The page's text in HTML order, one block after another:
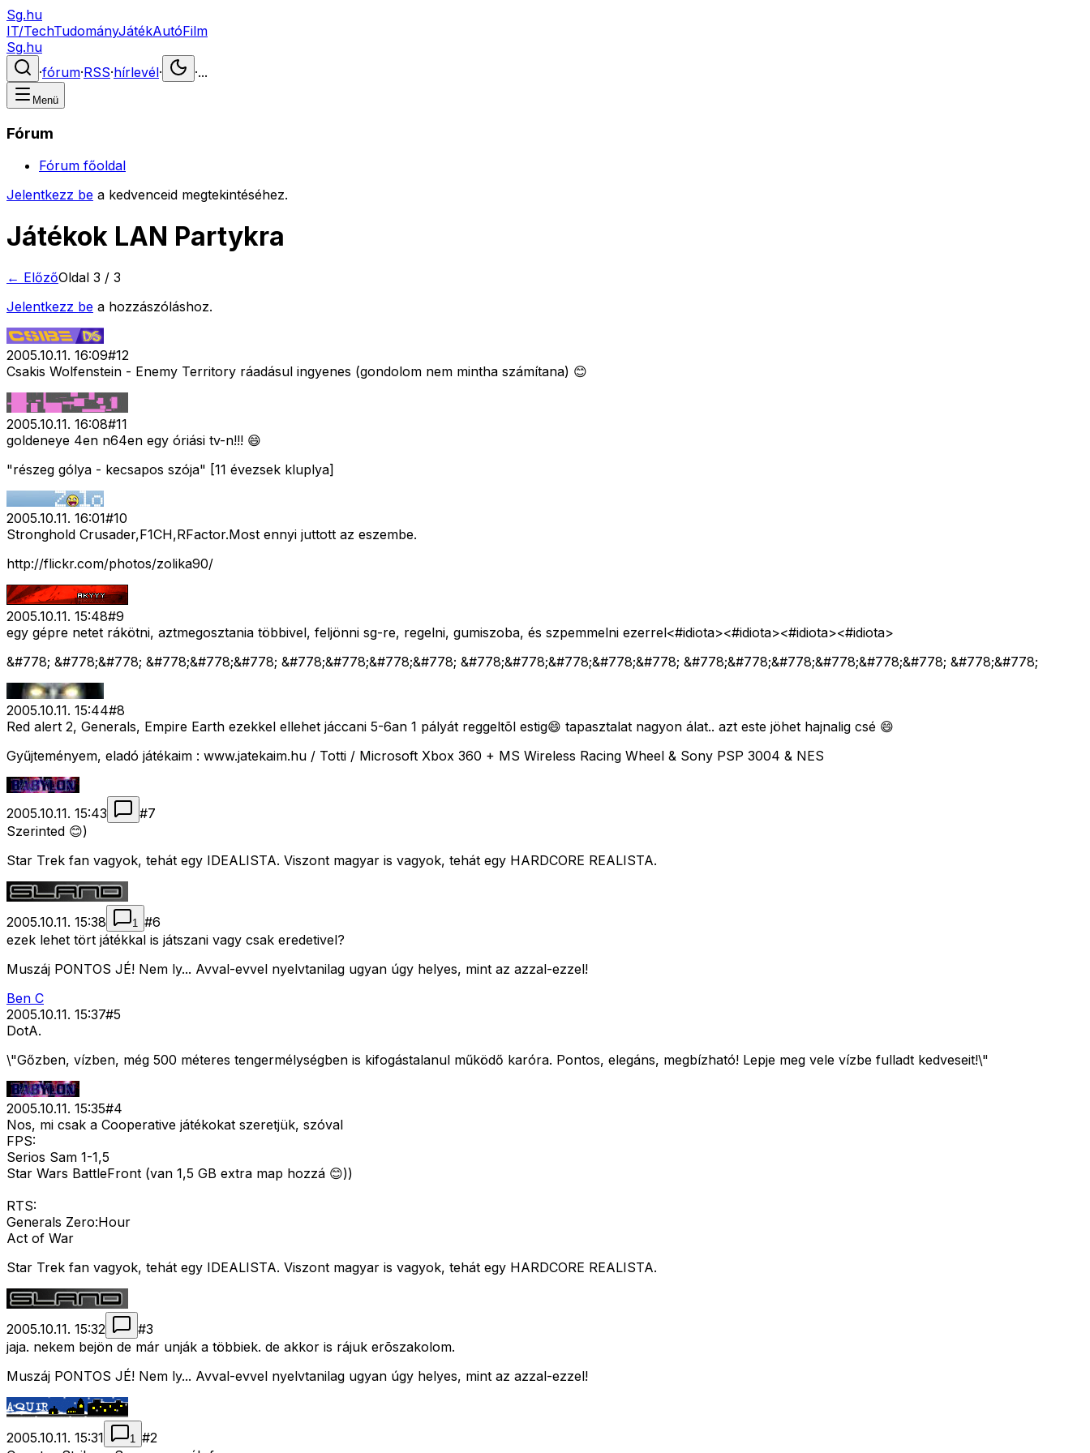
Sg.hu
IT/TechTudományJátékAutóFilm
Sg.hu
·fórum·RSS·hírlevél· ·...
Menü
Fórum
Fórum főoldal
Jelentkezz be a kedvenceid megtekintéséhez.
Játékok LAN Partykra
← ElőzőOldal 3 / 3
Jelentkezz be a hozzászóláshoz.
2005.10.11. 16:09#12
Csakis Wolfenstein - Enemy Territory ráadásul ingyenes (gondolom nem mintha számítana) 😊
2005.10.11. 16:08#11
goldeneye 4en n64en egy óriási tv-n!!! 😄
"részeg gólya - kecsapos szója" [11 évezsek kluplya]
2005.10.11. 16:01#10
Stronghold Crusader,F1CH,RFactor.Most ennyi juttott az eszembe.
http://flickr.com/photos/zolika90/
2005.10.11. 15:48#9
egy gépre netet rákötni, aztmegosztania többivel, feljönni sg-re, regelni, gumiszoba, és szpemmelni ezerrel<#idiota><#idiota><#idiota><#idiota>
&#778; &#778;&#778; &#778;&#778;&#778; &#778;&#778;&#778;&#778; &#778;&#778;&#778;&#778;&#778; &#778;&#778;&#778;&#778;&#778;&#778; &#778;&#778;
2005.10.11. 15:44#8
Red alert 2, Generals, Empire Earth ezekkel ellehet jáccani 5-6an 1 pályát reggeltõl estig😄 tapasztalat nagyon álat.. azt este jöhet hajnalig csé 😄
Gyűjteményem, eladó játékaim : www.jatekaim.hu / Totti / Microsoft Xbox 360 + MS Wireless Racing Wheel & Sony PSP 3004 & NES
2005.10.11. 15:43 #7
Szerinted 😊)
Star Trek fan vagyok, tehát egy IDEALISTA. Viszont magyar is vagyok, tehát egy HARDCORE REALISTA.
2005.10.11. 15:38 1 #6
ezek lehet tört játékkal is játszani vagy csak eredetivel?
Muszáj PONTOS JÉ! Nem ly... Avval-evvel nyelvtanilag ugyan úgy helyes, mint az azzal-ezzel!
Ben C
2005.10.11. 15:37#5
DotA.
\"Gőzben, vízben, még 500 méteres tengermélységben is kifogástalanul működő karóra. Pontos, elegáns, megbízható! Lepje meg vele vízbe fulladt kedveseit!\"
2005.10.11. 15:35#4
Nos, mi csak a Cooperative játékokat szeretjük, szóval
FPS:
Serios Sam 1-1,5
Star Wars BattleFront (van 1,5 GB extra map hozzá 😊))
RTS:
Generals Zero:Hour
Act of War
Star Trek fan vagyok, tehát egy IDEALISTA. Viszont magyar is vagyok, tehát egy HARDCORE REALISTA.
2005.10.11. 15:32 #3
jaja. nekem bejön de már unják a többiek. de akkor is rájuk erõszakolom.
Muszáj PONTOS JÉ! Nem ly... Avval-evvel nyelvtanilag ugyan úgy helyes, mint az azzal-ezzel!
2005.10.11. 15:31 1 #2